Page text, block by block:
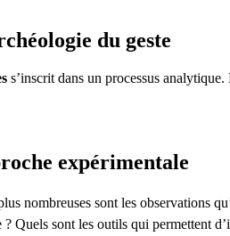
du geste
s’inscrit dans un processus
expérimentale
nombreuses sont les observations
Quels sont les outils qui permettent